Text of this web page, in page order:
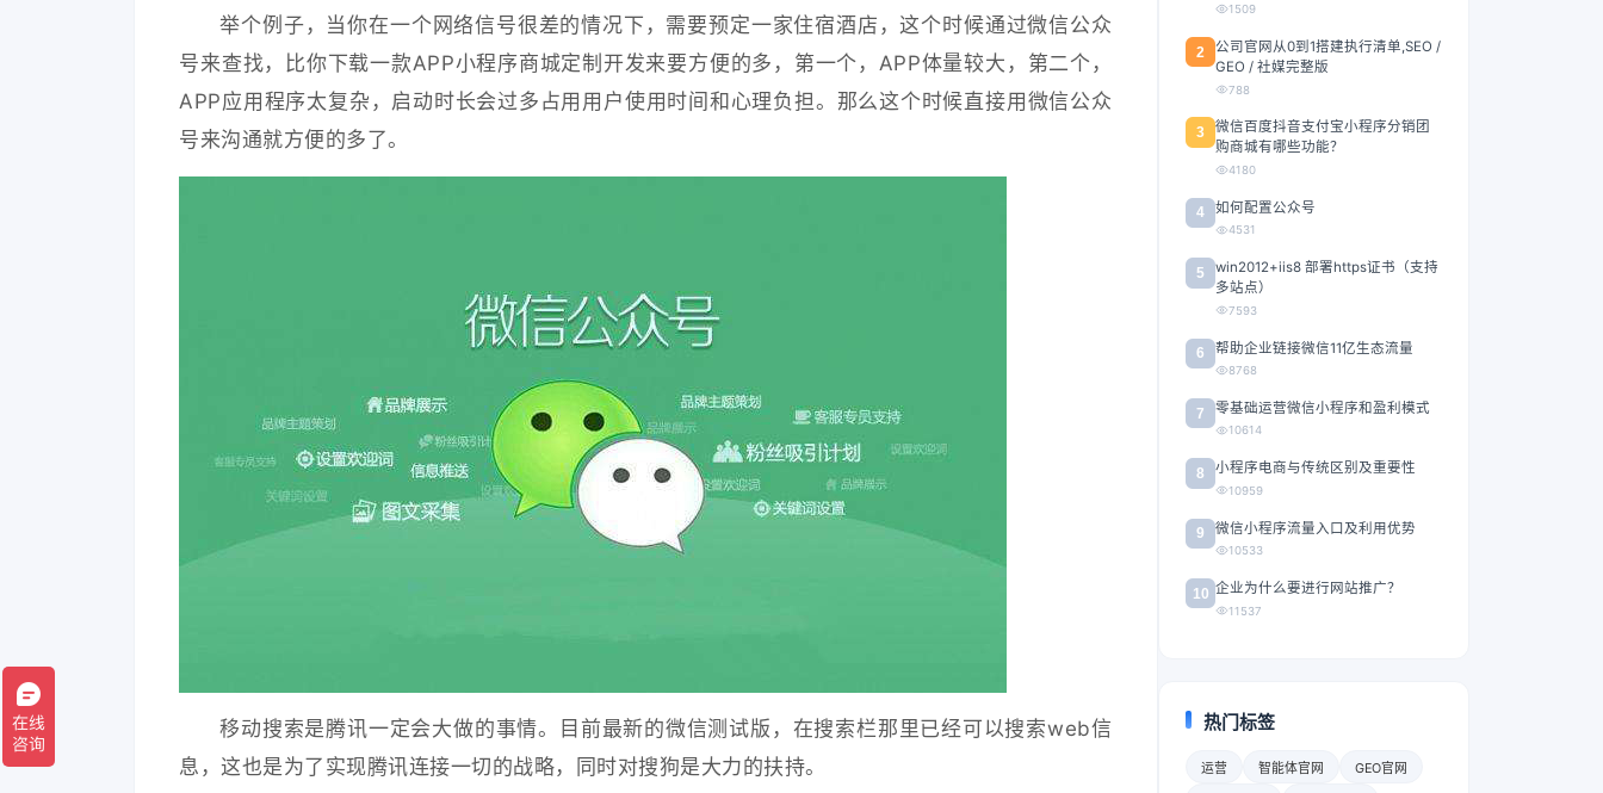
举个例子，当你在一个网络信号很差的情况下，需要预定一家住宿酒店，这个时候通过微信公众
号来查找，比你下载一款APP小程序商城定制开发来要方便的多，第一个，APP体量较大，第二个，
APP应用程序太复杂，启动时长会过多占用用户使用时间和心理负担。那么这个时候直接用微信公众
号来沟通就方便的多了。
移动搜索是腾讯一定会大做的事情。目前最新的微信测试版，在搜索栏那里已经可以搜索web信
息，这也是为了实现腾讯连接一切的战略，同时对搜狗是大力的扶持。
1509
2
公司官网从0到1搭建执行清单,SEO /
GEO / 社媒完整版
788
3
微信百度抖音支付宝小程序分销团
购商城有哪些功能？
4180
4 如何配置公众号
4531
5
win2012+iis8 部署https证书（支持
多站点）
7593
6 帮助企业链接微信11亿生态流量
8768
7 零基础运营微信小程序和盈利模式
10614
8 小程序电商与传统区别及重要性
10959
9 微信小程序流量入口及利用优势
10533
10 企业为什么要进行网站推广？
11537
热门标签
运营 智能体官网 GEO官网